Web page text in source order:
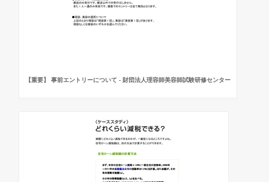
【重要】 事前エントリーについて - 財団法人理容師美容師試験研修センター